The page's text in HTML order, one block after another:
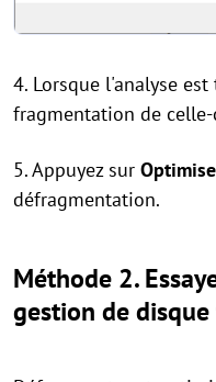
4. Lorsque l'analyse
fragmentation de
5. Appuyez sur
défragmentation.
Méthode 2.
gestion de